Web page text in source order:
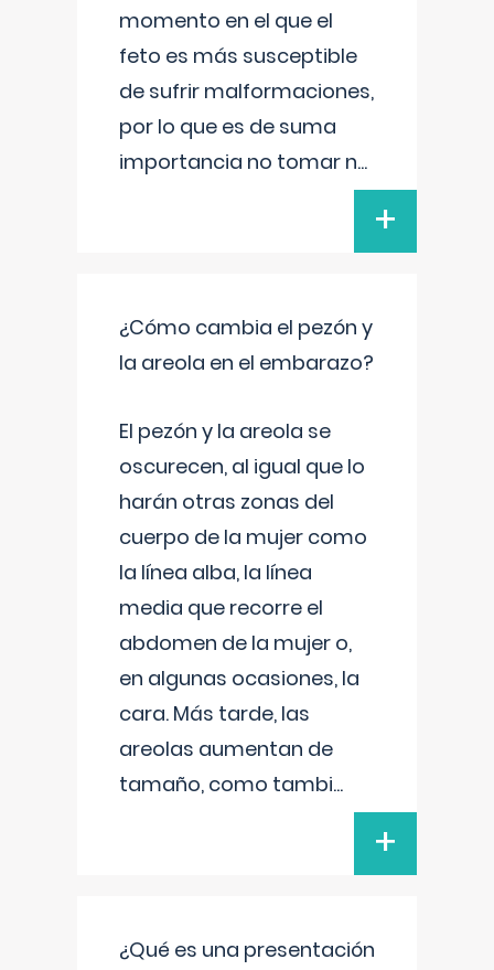
momento en el que el
feto es más susceptible
de sufrir malformaciones,
por lo que es de suma
importancia no tomar n...
+
¿Cómo cambia el pezón y
la areola en el embarazo?
El pezón y la areola se
oscurecen, al igual que lo
harán otras zonas del
cuerpo de la mujer como
la línea alba, la línea
media que recorre el
abdomen de la mujer o,
en algunas ocasiones, la
cara. Más tarde, las
areolas aumentan de
tamaño, como tambi...
+
¿Qué es una presentación